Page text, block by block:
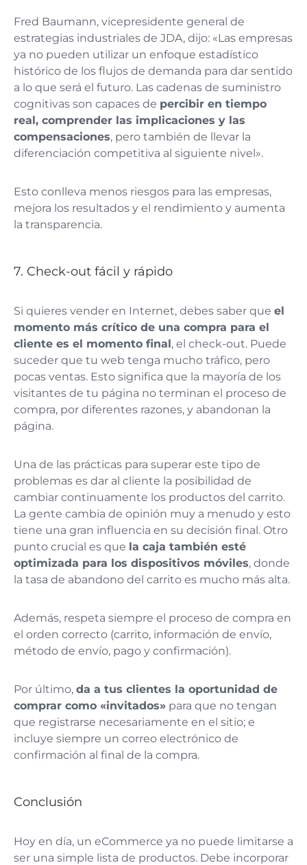
Fred Baumann, vicepresidente general de
estrategias industriales de JDA, dijo: «Las empresas
ya no pueden utilizar un enfoque estadístico
histórico de los flujos de demanda para dar sentido
a lo que será el futuro. Las cadenas de suministro
cognitivas son capaces de percibir en tiempo
real, comprender las implicaciones y las
compensaciones, pero también de llevar la
diferenciación competitiva al siguiente nivel».
Esto conlleva menos riesgos para las empresas,
mejora los resultados y el rendimiento y aumenta
la transparencia.
7. Check-out fácil y rápido
Si quieres vender en Internet, debes saber que el
momento más crítico de una compra para el
cliente es el momento final, el check-out. Puede
suceder que tu web tenga mucho tráfico, pero
pocas ventas. Esto significa que la mayoría de los
visitantes de tu página no terminan el proceso de
compra, por diferentes razones, y abandonan la
página.
Una de las prácticas para superar este tipo de
problemas es dar al cliente la posibilidad de
cambiar continuamente los productos del carrito.
La gente cambia de opinión muy a menudo y esto
tiene una gran influencia en su decisión final. Otro
punto crucial es que la caja también esté
optimizada para los dispositivos móviles, donde
la tasa de abandono del carrito es mucho más alta.
Además, respeta siempre el proceso de compra en
el orden correcto (carrito, información de envío,
método de envío, pago y confirmación).
Por último, da a tus clientes la oportunidad de
comprar como «invitados» para que no tengan
que registrarse necesariamente en el sitio; e
incluye siempre un correo electrónico de
confirmación al final de la compra.
Conclusión
Hoy en día, un eCommerce ya no puede limitarse a
ser una simple lista de productos. Debe incorporar